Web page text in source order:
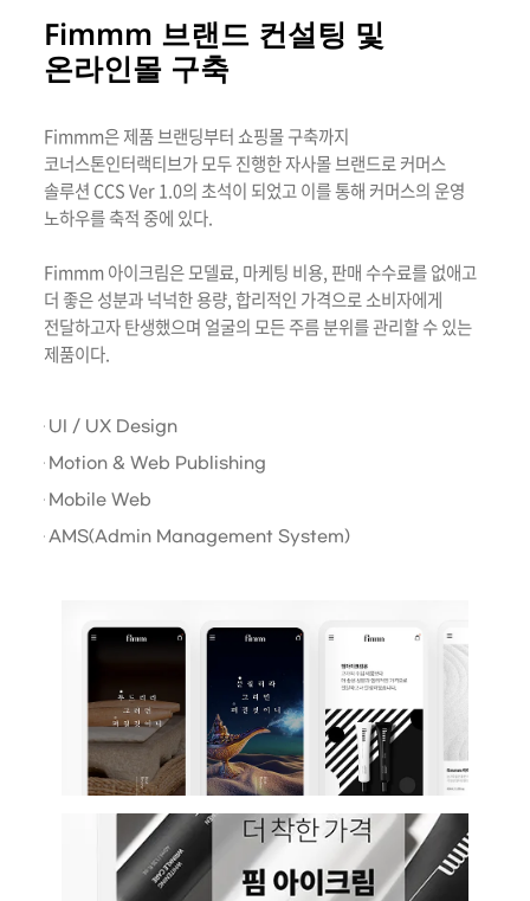
Fimmm 브랜드 컨설팅 및
온라인몰 구축
Fimmm은 제품 브랜딩부터 쇼핑몰 구축까지
코너스톤인터랙티브가 모두 진행한 자사몰 브랜드로 커머스
솔루션 CCS Ver 1.0의 초석이 되었고 이를 통해 커머스의 운영
노하우를 축적 중에 있다.
Fimmm 아이크림은 모델료, 마케팅 비용, 판매 수수료를 없애고
더 좋은 성분과 넉넉한 용량, 합리적인 가격으로 소비자에게
전달하고자 탄생했으며 얼굴의 모든 주름 분위를 관리할 수 있는
제품이다.
UI / UX Design
Motion & Web Publishing
Mobile Web
AMS(Admin Management System)